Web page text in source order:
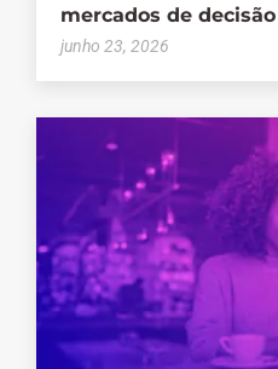
mercados de
junho 23, 2026